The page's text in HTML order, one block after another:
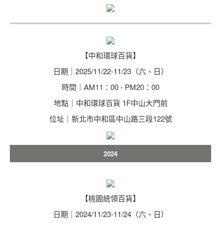
【中和環球百貨】
日期｜2025/11/22-11/23（六、日）
時間｜AM11：00 - PM20：00
地點｜中和環球百貨 1F中山大門前
位址｜新北市中和區中山路三段122號
2024
【桃園統領百貨】
日期｜2024/11/23-11/24（六、日）